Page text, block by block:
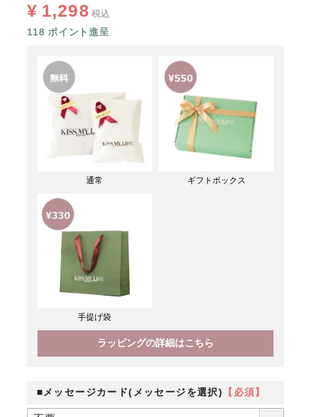
¥ 1,298 税込
118 ポイント進呈
通常 ギフトボックス
手提げ袋
ラッピングの詳細はこちら
■メッセージカード(メッセージを選択) 【必須】